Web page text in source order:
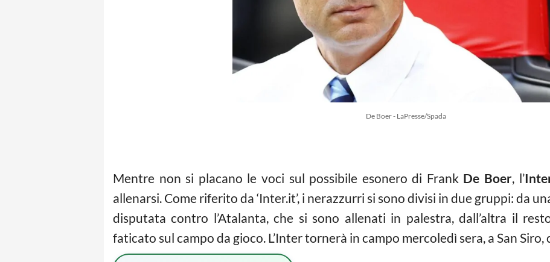
De Boer - LaPresse/Spada
Mentre non si placano le voci sul possibile esonero di Frank De Boer, l’
allenarsi. Come riferito da ‘Inter.it’, i nerazzurri si sono divisi in due gruppi: da
disputata contro l’Atalanta, che si sono allenati in palestra, dall’altra il
faticato sul campo da gioco. L’Inter tornerà in campo mercoledì sera, a San